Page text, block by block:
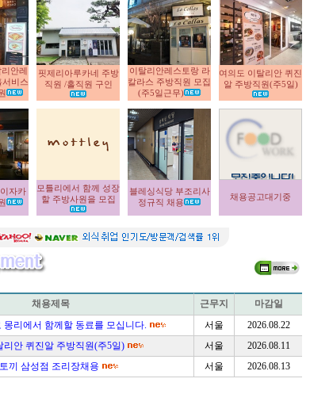
안레
서비스
핏제리아루카네 주방
직원 /홀직원 구인
이탈리안레스토랑 라
칼라스 주방직원 모집
(주5일근무)
여의도 이탈리안 퀴진
알 주방직원(주5일)
자카
모틀리에서 함께 성장
할 주방사원을 모집
블레싱식당 부조리사
정규직 채용
채용공고대기중
채용제목 근무지
마감일
몽리에서 함께할 동료를 모십니다. 서울
2026.08.22
리안 퀴진알 주방직원(주5일) 서울
2026.08.11
끼 삼성점 조리장채용 서울 2026.08.13